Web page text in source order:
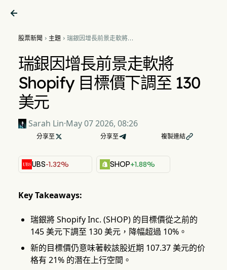

股票新聞  主題 瑞銀因增長前景走軟將
元
瑞銀因增長前景走軟將
Shopify 目標價下調至 130
美元
Sarah Lin·May 07 2026, 08:26
分享至  分享至 複製連結
UBS-1.32% SHOP+1.88%
Key Takeaways:
瑞銀將 Shopify Inc. (SHOP) 的目標價從之前的
145 美元下調至 130 美元，降幅超過 10%。
新的目標價仍意味著較該股近期 107.37 美元的价
格有 21% 的潛在上行空間。